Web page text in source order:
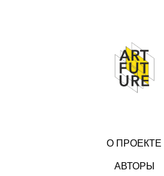
О ПРОЕКТЕ
АВТОРЫ